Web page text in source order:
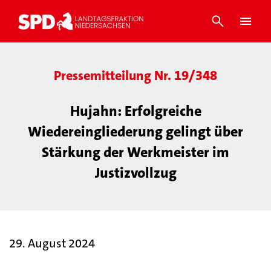
Pressemitteilung Nr. 19/348
Hujahn: Erfolgreiche
Wiedereingliederung gelingt über
Stärkung der Werkmeister im
Justizvollzug
29. August 2024